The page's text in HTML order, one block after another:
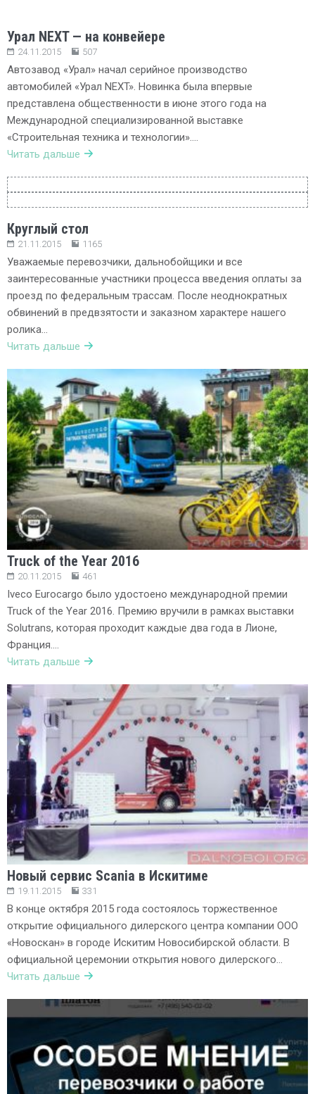
Урал NEXT — на конвейере
24.11.2015 507
Автозавод «Урал» начал серийное производство
автомобилей «Урал NEXT». Новинка была впервые
представлена общественности в июне этого года на
Международной специализированной выставке
«Строительная техника и технологии»….
Читать дальше
Круглый стол
21.11.2015 1165
Уважаемые перевозчики, дальнобойщики и все
заинтересованные участники процесса введения оплаты за
проезд по федеральным трассам. После неоднократных
обвинений в предвзятости и заказном характере нашего
ролика…
Читать дальше
Truck of the Year 2016
20.11.2015 461
Iveco Eurocargo было удостоено международной премии
Truck of the Year 2016. Премию вручили в рамках выставки
Solutrans, которая проходит каждые два года в Лионе,
Франция….
Читать дальше
Новый сервис Scania в Искитиме
19.11.2015 331
В конце октября 2015 года состоялось торжественное
открытие официального дилерского центра компании ООО
«Новоскан» в городе Искитим Новосибирской области. В
официальной церемонии открытия нового дилерского…
Читать дальше